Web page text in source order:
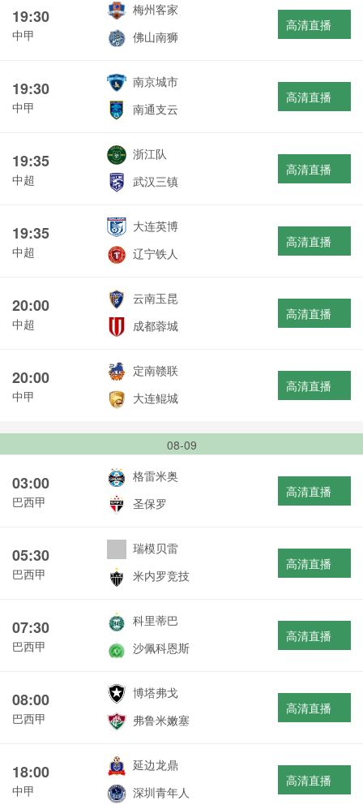
19:30
中甲
梅州客家
佛山南狮
高清直播
19:30
中甲
南京城市
南通支云
高清直播
19:35
中超
浙江队
武汉三镇
高清直播
19:35
中超
大连英博
辽宁铁人
高清直播
20:00
中超
云南玉昆
成都蓉城
高清直播
20:00
中甲
定南赣联
大连鲲城
高清直播
08-09
03:00
巴西甲
格雷米奥
圣保罗
高清直播
05:30
巴西甲
瑞模贝雷
米内罗竞技
高清直播
07:30
巴西甲
科里蒂巴
沙佩科恩斯
高清直播
08:00
巴西甲
博塔弗戈
弗鲁米嫩塞
高清直播
18:00
中甲
延边龙鼎
深圳青年人
高清直播